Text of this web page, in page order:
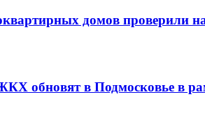
домов проверили
обновят в Подмосковье в